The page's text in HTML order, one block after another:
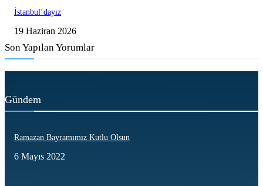
İstanbul’dayız
19 Haziran 2026
Son Yapılan Yorumlar
Gündem
Ramazan Bayramımız Kutlu Olsun
6 Mayıs 2022